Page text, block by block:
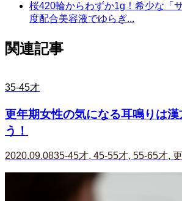
桜420輪からわずか1g！希少な「
度配合美容液でゆらぎ...
関連記事
35-45才
更年期女性の気になる耳鳴りは漢
う！
2020.09.0835-45才, 45-55才, 55-65才,